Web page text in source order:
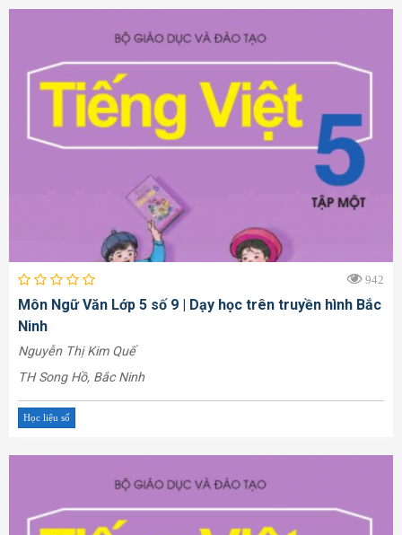
942
Môn Ngữ Văn Lớp 5 số 9 | Dạy học trên truyền hình Bắc
Ninh
Nguyễn Thị Kim Quế
TH Song Hồ, Bắc Ninh
Học liệu số